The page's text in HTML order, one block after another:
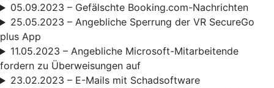
05.09.2023 – Gefälschte Booking.com-Nachrichten
25.05.2023 – Angebliche Sperrung der VR SecureGo
plus App
11.05.2023 – Angebliche Microsoft-Mitarbeitende
fordern zu Überweisungen auf
23.02.2023 – E-Mails mit Schadsoftware